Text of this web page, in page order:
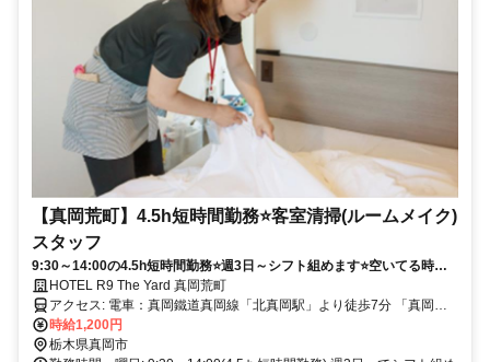
【真岡荒町】4.5h短時間勤務⭐客室清掃(ルームメイク)
スタッフ
9:30～14:00の4.5h短時間勤務⭐週3日～シフト組めます⭐空いてる時間
にスキマバイトでお小遣い稼ぎ
HOTEL R9 The Yard 真岡荒町
アクセス: 電車：真岡鐵道真岡線「北真岡駅」より徒歩7分 「真岡
駅」より車で5分 車：北関東自動車道「真岡IC」より車で8分
時給1,200円
栃木県真岡市